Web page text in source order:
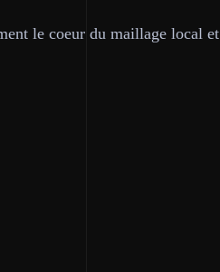
le coeur du maillage local et